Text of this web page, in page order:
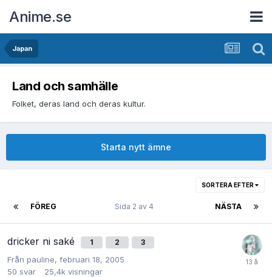
Anime.se
Japan
Land och samhälle
Folket, deras land och deras kultur.
Starta nytt ämne
SORTERA EFTER
FÖREG NÄSTA
Sida 2 av 4
dricker ni saké 1 2 3
Från pauline, februari 18, 2005
50 svar 25,4k visningar